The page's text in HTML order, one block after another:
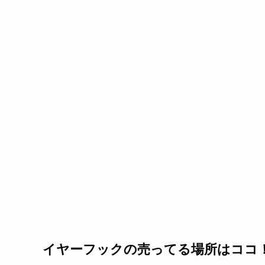
イヤーフックの売ってる場所はココ